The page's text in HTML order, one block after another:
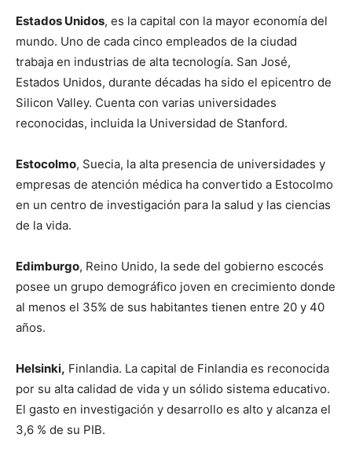
Estados Unidos, es la capital con la mayor economía del
mundo. Uno de cada cinco empleados de la ciudad
trabaja en industrias de alta tecnología. San José,
Estados Unidos, durante décadas ha sido el epicentro de
Silicon Valley. Cuenta con varias universidades
reconocidas, incluida la Universidad de Stanford.
Estocolmo, Suecia, la alta presencia de universidades y
empresas de atención médica ha convertido a Estocolmo
en un centro de investigación para la salud y las ciencias
de la vida.
Edimburgo, Reino Unido, la sede del gobierno escocés
posee un grupo demográfico joven en crecimiento donde
al menos el 35% de sus habitantes tienen entre 20 y 40
años.
Helsinki, Finlandia. La capital de Finlandia es reconocida
por su alta calidad de vida y un sólido sistema educativo.
El gasto en investigación y desarrollo es alto y alcanza el
3,6 % de su PIB.